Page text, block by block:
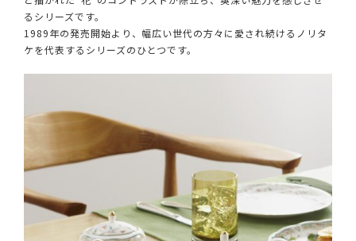
るシリーズです。
1989年の発売開始より、幅広い世代の方々に愛され続けるノリタ
ケを代表するシリーズのひとつです。